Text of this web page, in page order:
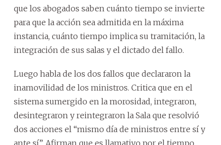
que los abogados saben cuánto tiempo se invierte
para que la acción sea admitida en la máxima
instancia, cuánto tiempo implica su tramitación, la
integración de sus salas y el dictado del fallo.
Luego habla de los dos fallos que declararon la
inamovilidad de los ministros. Critica que en el
sistema sumergido en la morosidad, integraron,
desintegraron y reintegraron la Sala que resolvió
dos acciones el “mismo día de ministros entre sí y
ante sí”. Afirman que es llamativo por el tiempo,